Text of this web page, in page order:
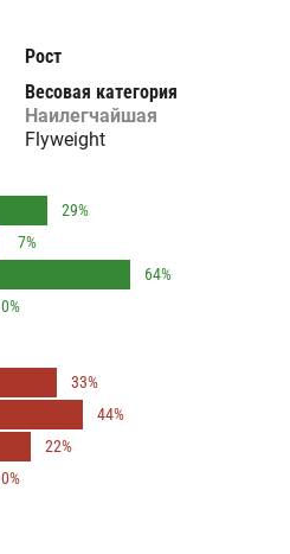
Рост
Весовая категория
Наилегчайшая
Flyweight
29%
7%
64%
0%
33%
44%
22%
0%